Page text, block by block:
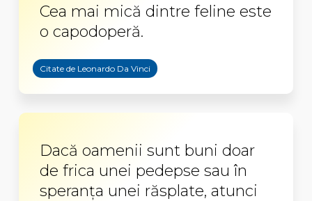
Cea mai mică dintre feline este
o capodoperă.
Citate de Leonardo Da Vinci
Dacă oamenii sunt buni doar
de frica unei pedepse sau în
speranța unei răsplate, atunci